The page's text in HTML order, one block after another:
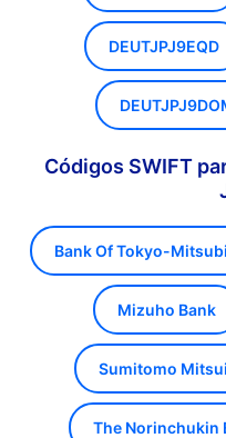
DEUTJPJ9EQD
Códigos SWIFT
Bank Of Tokyo-
Mizuho Bank
Sumitomo
The Norinchukin